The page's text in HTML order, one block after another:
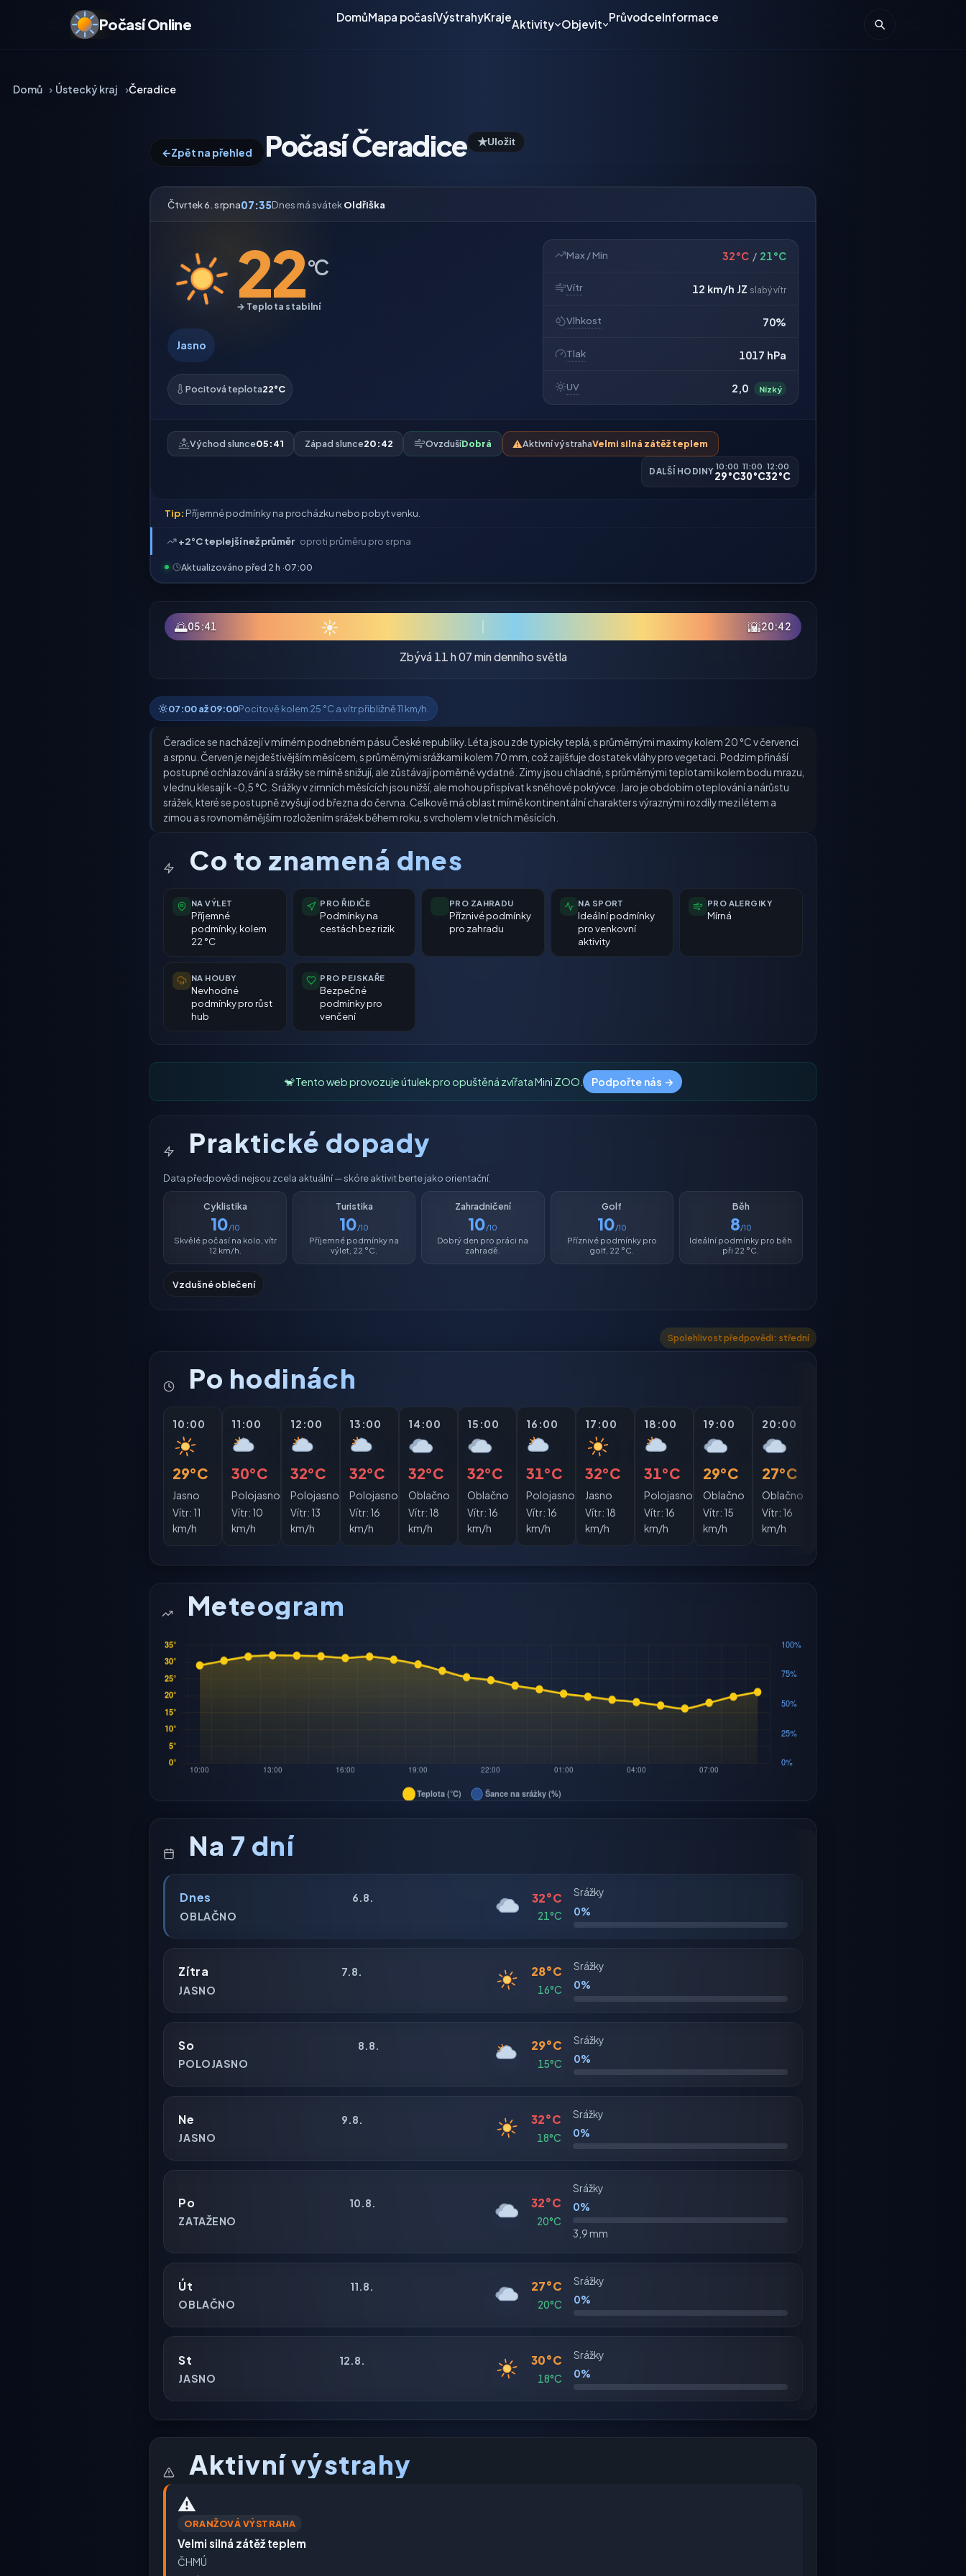
Počasí Online DomůMapa počasíVýstrahyKraje
Aktivity Objevit
PrůvodceInformace
Domů Ústecký kraj Čeradice
←Zpět na přehled Počasí Čeradice ★Uložit
Čtvrtek 6. srpna07:35Dnes má svátekOldřiška
22°C
→ Teplota stabilní
Jasno
Pocitová teplota22°C
Max / Min 32°C / 21°C
Vítr 12 km/h JZ slabý vítr
Vlhkost 70%
Tlak 1017 hPa
UV 2,0 Nízký
Východ slunce05:41 Západ slunce20:42 OvzdušíDobrá ⚠️Aktivní výstrahaVelmi silná zátěž teplem
DALŠÍ HODINY
10:00
29°C
11:00
30°C
12:00
32°C
Tip: Příjemné podmínky na procházku nebo pobyt venku.
+2°C teplejší než průměr oproti průměru pro srpna
Aktualizováno před 2 h ·07:00
🌅05:41 ☀ 🌇20:42
Zbývá 11 h 07 min denního světla
07:00 až 09:00Pocitově kolem 25 °C a vítr přibližně 11 km/h.
Čeradice se nacházejí v mírném podnebném pásu České republiky. Léta jsou zde typicky teplá, s průměrnými maximy kolem 20 °C v červenci
a srpnu. Červen je nejdeštivějším měsícem, s průměrnými srážkami kolem 70 mm, což zajišťuje dostatek vláhy pro vegetaci. Podzim přináší
postupné ochlazování a srážky se mírně snižují, ale zůstávají poměrně vydatné. Zimy jsou chladné, s průměrnými teplotami kolem bodu mrazu,
v lednu klesají k -0,5 °C. Srážky v zimních měsících jsou nižší, ale mohou přispívat k sněhové pokrývce. Jaro je obdobím oteplování a nárůstu
srážek, které se postupně zvyšují od března do června. Celkově má oblast mírně kontinentální charakter s výraznými rozdíly mezi létem a
zimou a s rovnoměrnějším rozložením srážek během roku, s vrcholem v letních měsících.
Co to znamená dnes
NA VÝLET
Příjemné
podmínky, kolem
22 °C
PRO ŘIDIČE
Podmínky na
cestách bez rizik
PRO ZAHRADU
Příznivé podmínky
pro zahradu
NA SPORT
Ideální podmínky
pro venkovní
aktivity
PRO ALERGIKY
Mírná
NA HOUBY
Nevhodné
podmínky pro růst
hub
PRO PEJSKAŘE
Bezpečné
podmínky pro
venčení
🐒 Tento web provozuje útulek pro opuštěná zvířata Mini ZOO. Podpořte nás →
Praktické dopady
Data předpovědi nejsou zcela aktuální — skóre aktivit berte jako orientační.
Cyklistika
10/10
Skvělé počasí na kolo, vítr
12 km/h.
Turistika
10/10
Příjemné podmínky na
výlet, 22 °C.
Zahradničení
10/10
Dobrý den pro práci na
zahradě.
Golf
10/10
Příznivé podmínky pro
golf, 22 °C.
Běh
8/10
Ideální podmínky pro běh
při 22 °C.
Vzdušné oblečení
Spolehlivost předpovědi: střední
Po hodinách
10:00
29°C
Jasno
Vítr: 11
km/h
11:00
30°C
Polojasno
Vítr: 10
km/h
12:00
32°C
Polojasno
Vítr: 13
km/h
13:00
32°C
Polojasno
Vítr: 16
km/h
14:00
32°C
Oblačno
Vítr: 18
km/h
15:00
32°C
Oblačno
Vítr: 16
km/h
16:00
31°C
Polojasno
Vítr: 16
km/h
17:00
32°C
Jasno
Vítr: 18
km/h
18:00
31°C
Polojasno
Vítr: 16
km/h
19:00
29°C
Oblačno
Vítr: 15
km/h
20:00
27°C
Oblačno
Vítr: 16
km/h
Meteogram
Na 7 dní
Dnes
6.8.
OBLAČNO
32°C
21°C
Srážky
0%
Zítra
7.8.
JASNO
28°C
16°C
Srážky
0%
So
8.8.
POLOJASNO
29°C
15°C
Srážky
0%
Ne
9.8.
JASNO
32°C
18°C
Srážky
0%
Po
10.8.
ZATAŽENO
32°C
20°C
Srážky
0%
3,9 mm
Út
11.8.
OBLAČNO
27°C
20°C
Srážky
0%
St
12.8.
JASNO
30°C
18°C
Srážky
0%
Aktivní výstrahy
⚠️
ORANŽOVÁ VÝSTRAHA
Velmi silná zátěž teplem
ČHMÚ